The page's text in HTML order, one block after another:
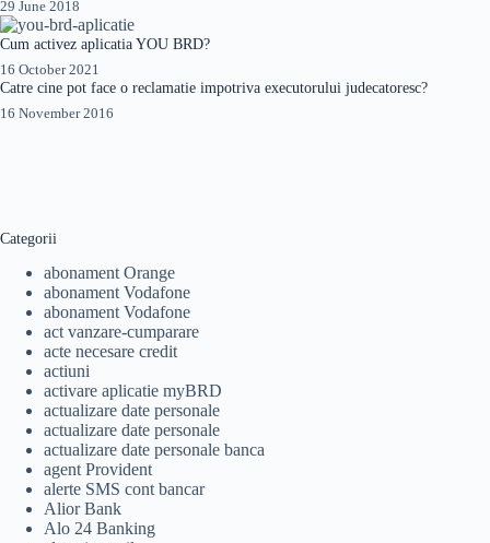
29 June 2018
Cum activez aplicatia YOU BRD?
16 October 2021
Catre cine pot face o reclamatie impotriva executorului judecatoresc?
16 November 2016
Categorii
abonament Orange
abonament Vodafone
abonament Vodafone
act vanzare-cumparare
acte necesare credit
actiuni
activare aplicatie myBRD
actualizare date personale
actualizare date personale
actualizare date personale banca
agent Provident
alerte SMS cont bancar
Alior Bank
Alo 24 Banking